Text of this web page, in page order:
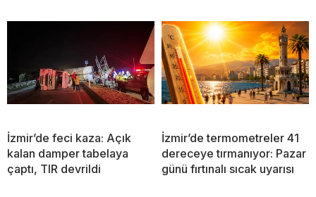
İzmir’de feci kaza: Açık
kalan damper tabelaya
çaptı, TIR devrildi
İzmir’de termometreler 41
dereceye tırmanıyor: Pazar
günü fırtınalı sıcak uyarısı